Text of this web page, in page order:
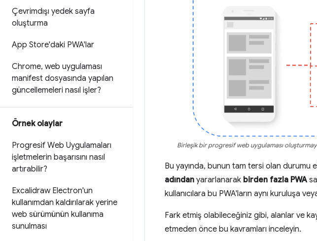
Çevrimdışı yedek sayfa
oluşturma
App Store'daki PWA'lar
Chrome, web uygulaması
manifest dosyasında yapılan
güncellemeleri nasıl işler?
Örnek olaylar
Progresif Web Uygulamaları
işletmelerin başarısını nasıl
artırabilir?
Excalidraw Electron'un
kullanımdan kaldırılarak yerine
web sürümünün kullanıma
sunulması
Birleşik bir progresif web uygulaması
Bu yayında, bunun tam tersi olan durumu
adından yararlanarak birden fazla PWA
kullanıcılara bu PWA'ların aynı kuruluşa
Fark etmiş olabileceğiniz gibi, alanlar ve
etmeden önce bu kavramları inceleyin.